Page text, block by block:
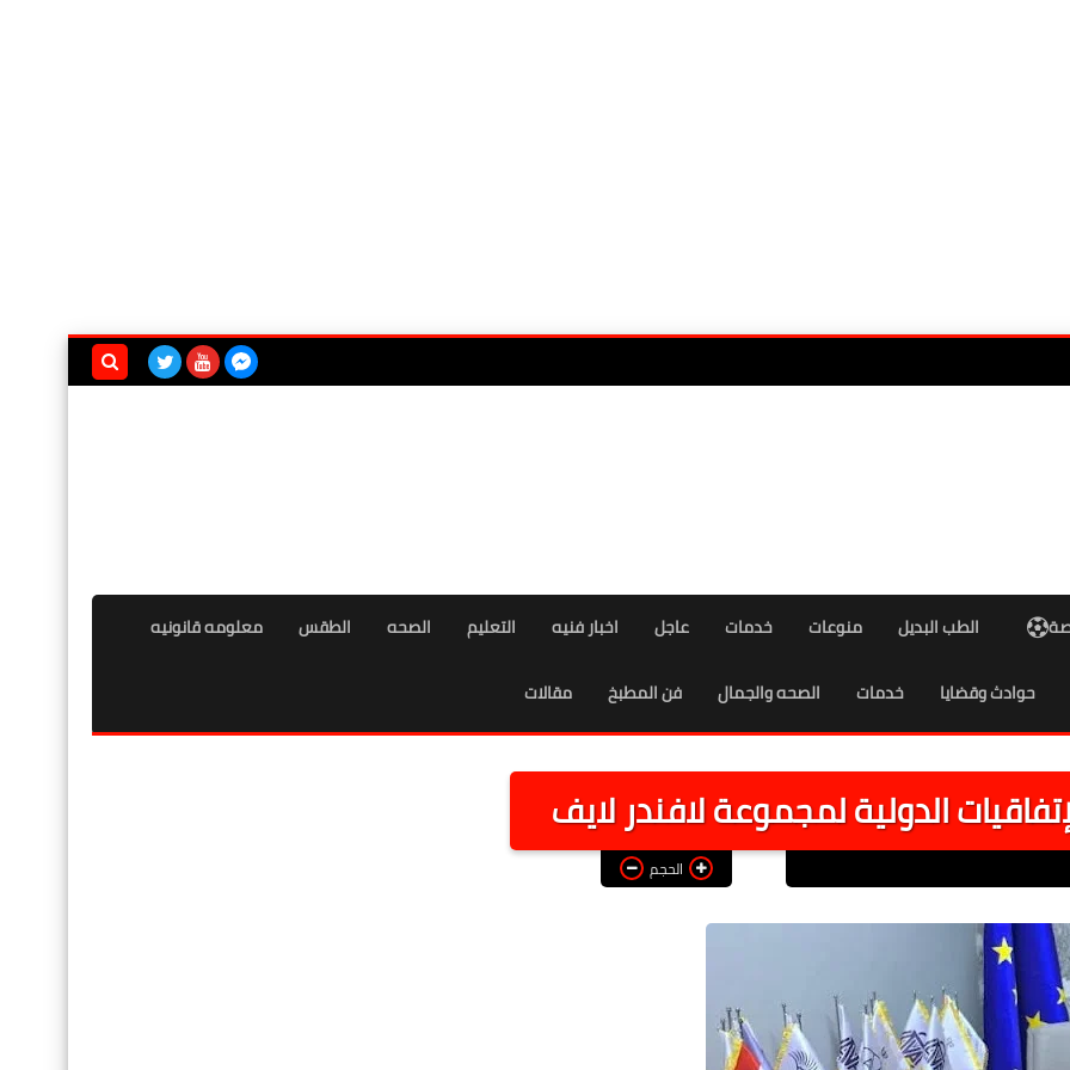
الطب البديل منوعات خدمات عاجل اخبار فنيه التعليم الصحه الطقس معلومه قانونيه
حوادث وقضايا خدمات الصحه والجمال فن المطبخ مقالات
الدولية لمجموعة لافندر لايف
الحجم